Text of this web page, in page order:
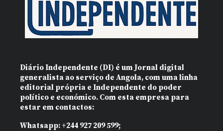
Diário Independente (DI) é um Jornal digital
generalista ao serviço de Angola, com uma linha
editorial própria e Independente do poder
político e económico. Com esta empresa para
estar em contactos:
Whatsapp: +244 927 209 599;